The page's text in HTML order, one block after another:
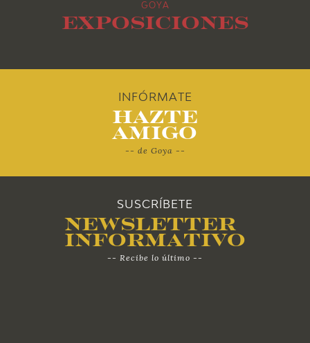
2012
GOYA
Exposiciones
INFÓRMATE
Hazte
Amigo
-- de Goya --
SUSCRÍBETE
Newsletter
Informativo
-- Recibe lo último --